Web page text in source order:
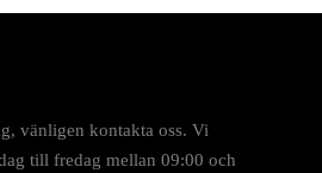
vänligen kontakta oss. Vi
till fredag mellan 09:00 och